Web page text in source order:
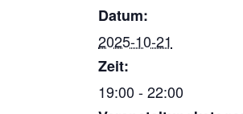
Datum:
2025-10-21
Zeit:
19:00 - 22:00